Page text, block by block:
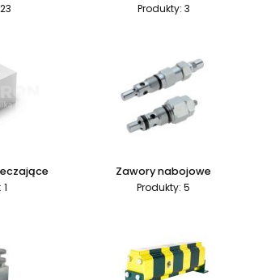
Produkty: 3
Zawory nabojowe
Produkty: 5